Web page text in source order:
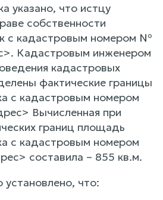
указано, что истцу
собственности
с кадастровым номером №
Кадастровым инженером
кадастровых
фактические границы
с кадастровым номером
Вычисленная при
границ площадь
с кадастровым номером
составила – 855 кв.м.
установлено, что: